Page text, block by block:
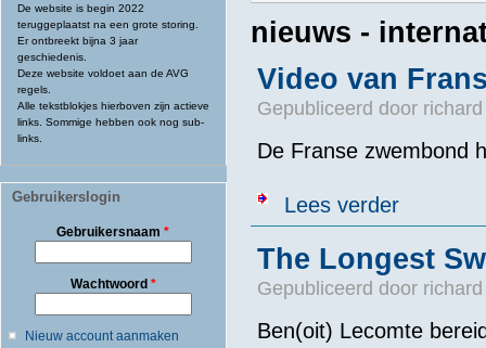
De website is begin 2022
teruggeplaatst na een grote storing.
Er ontbreekt bijna 3 jaar
geschiedenis.
Deze website voldoet aan de AVG
regels.
Alle tekstblokjes hierboven zijn actieve
links. Sommige hebben ook nog sub-
links.
Gebruikerslogin
Gebruikersnaam*
Wachtwoord *
Nieuw account aanmaken
nieuws -
Video van
Gepubliceerd door
De Franse zwembond
Lees verderover Video
The Longest
Gepubliceerd door
Ben(oit) Lecomte